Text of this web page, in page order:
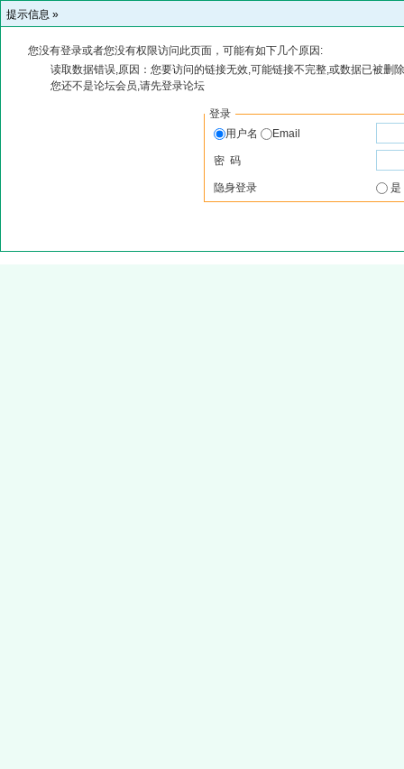
提示信息 »
您没有登录或者您没有权限访问此页面，可能有如下几个原因:
读取数据错误,原因：您要访问的链接无效,可能链接不完整,或数据已被删
您还不是论坛会员,请先登录论坛
登录
用户名
Email
密 码
隐身登录